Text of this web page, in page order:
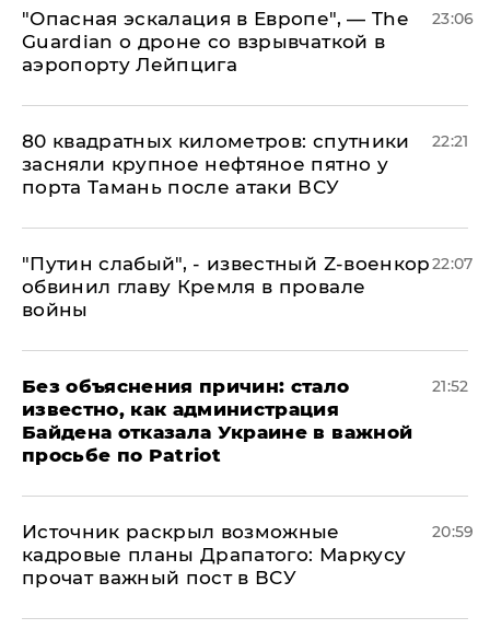
"Опасная эскалация в Европе", — The
Guardian о дроне со взрывчаткой в
аэропорту Лейпцига
23:06
80 квадратных километров: спутники
засняли крупное нефтяное пятно у
порта Тамань после атаки ВСУ
22:21
​"Путин слабый", - известный Z-военкор
обвинил главу Кремля в провале
войны
22:07
Без объяснения причин: стало
известно, как администрация
Байдена отказала Украине в важной
просьбе по Patriot
21:52
​Источник раскрыл возможные
кадровые планы Драпатого: Маркусу
прочат важный пост в ВСУ
20:59